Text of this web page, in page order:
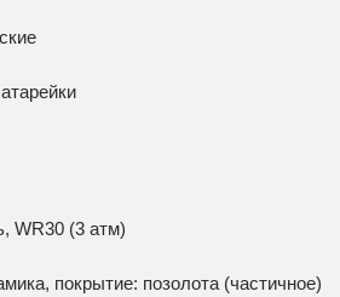
WR30 (3 атм)
покрытие: позолота (частичное)